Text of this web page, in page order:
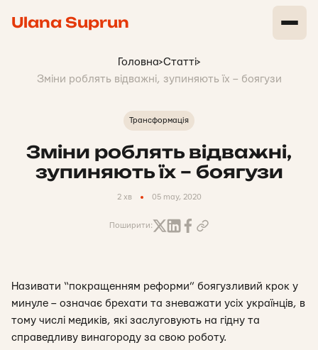
Ulana Suprun
Головна>Статті>
Зміни роблять відважні, зупиняють їх – боягузи
Трансформація
Зміни роблять відважні,
зупиняють їх – боягузи
2 хв 05 may, 2020
Поширити:
Називати “покращенням реформи” боягузливий крок у
минуле – означає брехати та зневажати усіх українців, в
тому числі медиків, які заслуговують на гідну та
справедливу винагороду за свою роботу.